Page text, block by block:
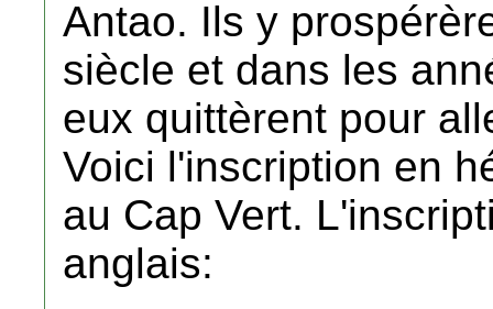
Antao. Ils y
siècle et dans les
eux quittèrent pour
Voici l'inscription en
au Cap Vert.
anglais: